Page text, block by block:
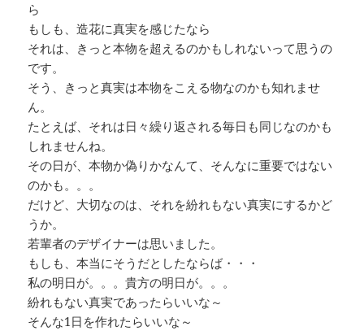
ら
もしも、造花に真実を感じたなら
それは、きっと本物を超えるのかもしれないって思うの
です。
そう、きっと真実は本物をこえる物なのかも知れませ
ん。
たとえば、それは日々繰り返される毎日も同じなのかも
しれませんね。
その日が、本物か偽りかなんて、そんなに重要ではない
のかも。。。
だけど、大切なのは、それを紛れもない真実にするかど
うか。
若輩者のデザイナーは思いました。
もしも、本当にそうだとしたならば・・・
私の明日が。。。貴方の明日が。。。
紛れもない真実であったらいいな～
そんな1日を作れたらいいな～